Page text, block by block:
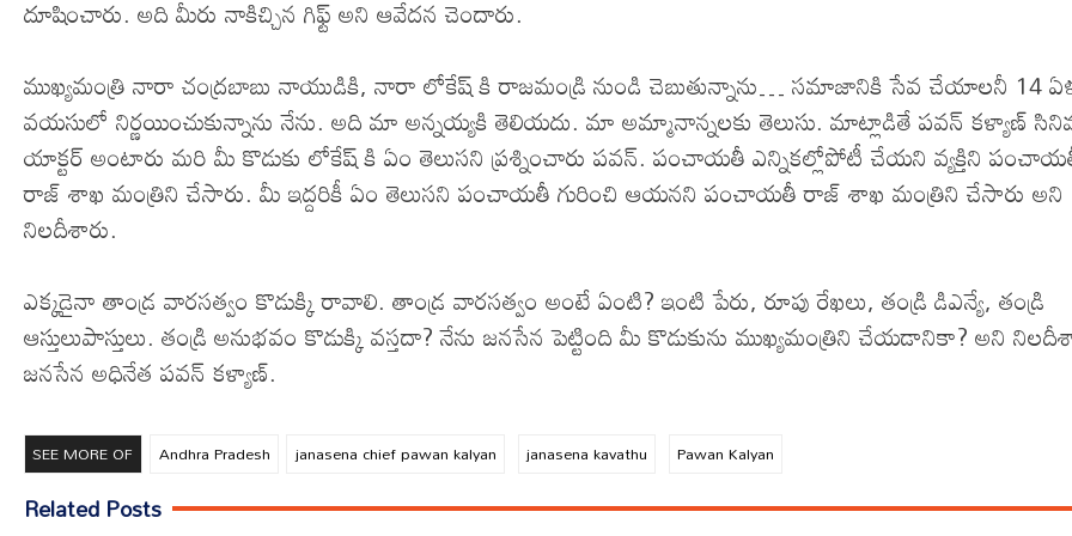
దూషించారు. అది మీరు నాకిచ్చిన గిఫ్ట్ అని ఆవేదన చెందారు.
ముఖ్యమంత్రి నారా చంద్రబాబు నాయుడికి, నారా లోకేష్ కి రాజమండ్రి నుండి చెబుతున్నాను… సమాజానికి సేవ చేయాలనీ 14
వయసులో నిర్ణయించుకున్నాను నేను. అది మా అన్నయ్యకి తెలియదు. మా అమ్మానాన్నలకు తెలుసు. మాట్లాడితే పవన్ కళ్యాణ్
యాక్టర్ అంటారు మరి మీ కొడుకు లోకేష్ కి ఏం తెలుసని ప్రశ్నించారు పవన్. పంచాయతీ ఎన్నికల్లోపోటీ చేయని వ్యక్తిని
రాజ్ శాఖ మంత్రిని చేసారు. మీ ఇద్దరికీ ఏం తెలుసని పంచాయతీ గురించి ఆయనని పంచాయతీ రాజ్ శాఖ మంత్రిని చేసారు అని
నిలదీశారు.
ఎక్కడైనా తాండ్ర వారసత్వం కొడుక్కి రావాలి. తాండ్ర వారసత్వం అంటే ఏంటి? ఇంటి పేరు, రూపు రేఖలు, తండ్రి డిఎన్యే, తండ్రి
ఆస్తులుపాస్తులు. తండ్రి అనుభవం కొడుక్కి వస్తదా? నేను జనసేన పెట్టింది మీ కొడుకును ముఖ్యమంత్రిని చేయడానికా? అని
జనసేన అధినేత పవన్ కళ్యాణ్.
SEE MORE OF Andhra Pradesh janasena chief pawan kalyan janasena kavathu Pawan Kalyan
Related Posts